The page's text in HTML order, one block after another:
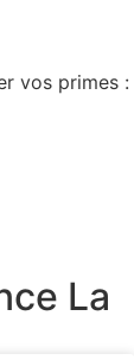
vos primes :
La